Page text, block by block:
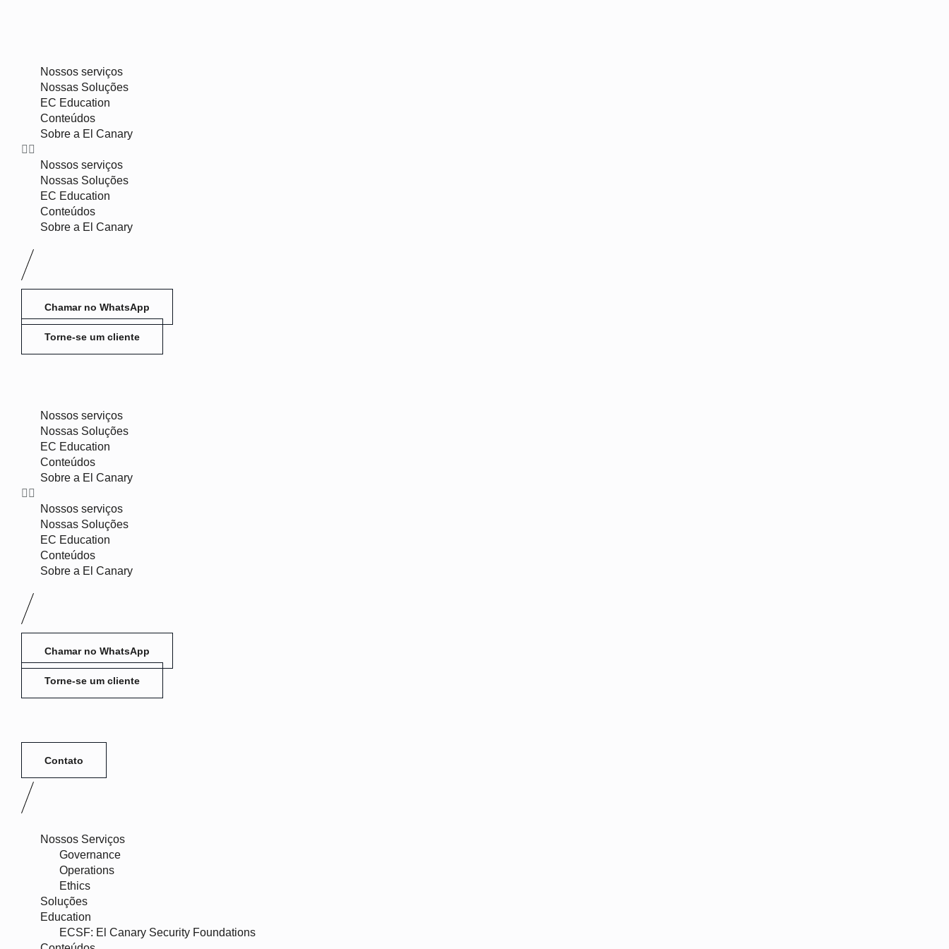
Nossos serviços
Nossas Soluções
EC Education
Conteúdos
Sobre a El Canary
Nossos serviços
Nossas Soluções
EC Education
Conteúdos
Sobre a El Canary
Chamar no WhatsApp
Torne-se um cliente
Nossos serviços
Nossas Soluções
EC Education
Conteúdos
Sobre a El Canary
Nossos serviços
Nossas Soluções
EC Education
Conteúdos
Sobre a El Canary
Chamar no WhatsApp
Torne-se um cliente
Contato
Nossos Serviços
Governance
Operations
Ethics
Soluções
Education
ECSF: El Canary Security Foundations